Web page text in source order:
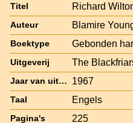
Titel Richard
Auteur Blamire
Boektype Gebonden
Uitgeverij The
Jaar van uitgave 1967
Taal Engels
Pagina's 225